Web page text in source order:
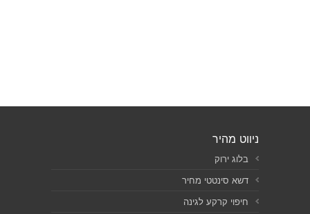
ניווט מהיר
בלוג ירוק
דשא סינטטי מחיר
חיפוי קרקע לגינה